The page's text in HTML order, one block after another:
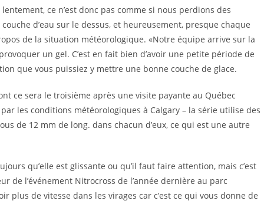
ce n’est donc pas comme si nous perdions des
d’eau sur le dessus, et heureusement, presque chaque
de la situation météorologique. «Notre équipe arrive sur la
un gel. C’est en fait bien d’avoir une petite période de
que vous puissiez y mettre une bonne couche de glace.
ce sera le troisième après une visite payante au Québec
les conditions météorologiques à Calgary – la série utilise des
de 12 mm de long. dans chacun d’eux, ce qui est une autre
qu’elle est glissante ou qu’il faut faire attention, mais c’est
de l’événement Nitrocross de l’année dernière au parc
plus de vitesse dans les virages car c’est ce qui vous donne de